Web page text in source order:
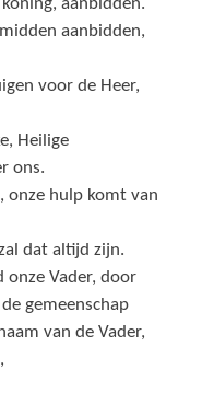
aanbidden.
aanbidden,
voor de Heer,
Heilige
ons.
onze hulp komt van
dat altijd zijn.
onze Vader, door
gemeenschap
van de Vader,